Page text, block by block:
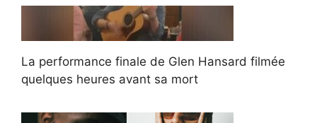
La performance finale de Glen Hansard filmée
quelques heures avant sa mort